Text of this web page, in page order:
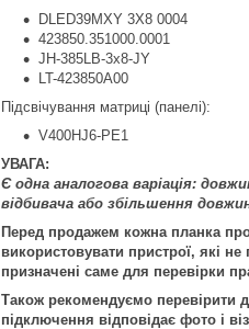
DLED39MXY 3X8 0004
423850.351000.0001
JH-385LB-3x8-JY
LT-423850A00
Підсвічування матриці (панелі):
V400HJ6-PE1
УВАГА:
Є одна аналогова варіація:
відбивача або збільшення
Перед продажем кожна планка
використовувати пристрої, які
призначені саме для перевірки
Також рекомендуємо перевірити
підключення відповідає фото і